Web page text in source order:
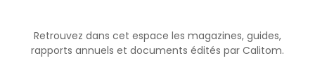
Retrouvez dans cet espace les magazines, guides,
rapports annuels et documents édités par Calitom.